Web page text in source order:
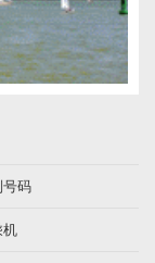
号码
机